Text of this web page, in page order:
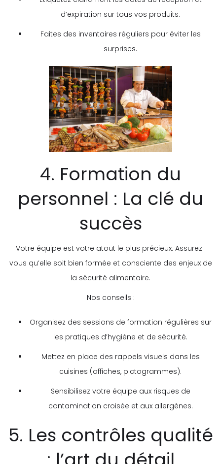
d’expiration sur tous vos produits.
Faites des inventaires réguliers pour éviter les
surprises.
4. Formation du
personnel : La clé du
succès
Votre équipe est votre atout le plus précieux. Assurez-
vous qu’elle soit bien formée et consciente des enjeux de
la sécurité alimentaire.
Nos conseils :
Organisez des sessions de formation régulières sur
les pratiques d’hygiène et de sécurité.
Mettez en place des rappels visuels dans les
cuisines (affiches, pictogrammes).
Sensibilisez votre équipe aux risques de
contamination croisée et aux allergènes.
5. Les contrôles qualité